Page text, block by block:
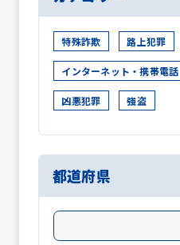
特殊詐欺 路上犯罪
インターネット・携帯電話
凶悪犯罪 強盗
都道府県